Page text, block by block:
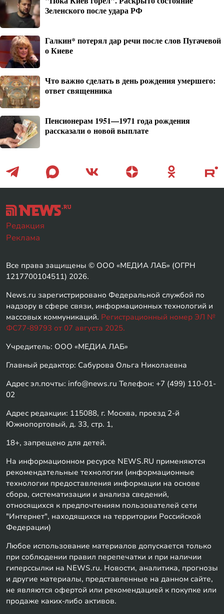
Зеленского после удара РФ
Галкин* потерял дар речи после слов Пугачевой
о Киеве
Что важно сделать в день рождения умершего:
ответ священника
Пенсионерам 1951—1971 года рождения
рассказали о новой выплате
Редакция
Реклама
Все права защищены © ООО «МЕДИА ЛАБ» (ОГРН
1217700104511) 2026.
News.ru зарегистрировано Федеральной службой по
надзору в сфере связи, информационных технологий и
массовых коммуникаций. Регистрационный номер ЭЛ №
ФС77-89793 от 07 августа 2025.
Учредитель: ООО «МЕДИА ЛАБ»
Главный редактор: Сабурова Ольга Николаевна
Адрес эл.почты: info@news.ru Телефон: +7 (499) 110-01-
02
Адрес редакции: 115088, г. Москва, проезд 2-й
Южнопортовый, д. 33, стр. 1,
18+, запрещено для детей.
На информационном ресурсе NEWS.RU применяются
рекомендательные технологии (информационные
технологии предоставления информации на основе
сбора, систематизации и анализа сведений,
относящихся к предпочтениям пользователей сети
"Интернет", находящихся на территории Российской
Федерации)
Любое использование материалов допускается только
при соблюдении правил перепечатки и при наличии
гиперссылки на NEWS.ru. Новости, аналитика, прогнозы
и другие материалы, представленные на данном сайте,
не являются офертой или рекомендацией к покупке или
продаже каких-либо активов.